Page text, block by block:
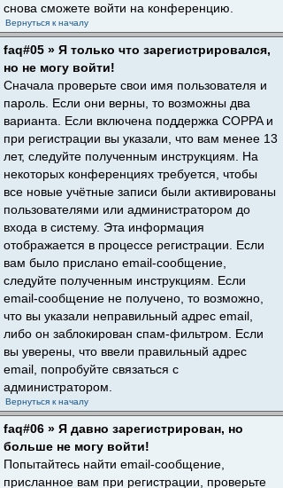
снова сможете войти на конференцию.
Вернуться к началу
faq#05 » Я только что зарегистрировался,
но не могу войти!
Сначала проверьте свои имя пользователя и
пароль. Если они верны, то возможны два
варианта. Если включена поддержка COPPA и
при регистрации вы указали, что вам менее 13
лет, следуйте полученным инструкциям. На
некоторых конференциях требуется, чтобы
все новые учётные записи были активированы
пользователями или администратором до
входа в систему. Эта информация
отображается в процессе регистрации. Если
вам было прислано email-сообщение,
следуйте полученным инструкциям. Если
email-сообщение не получено, то возможно,
что вы указали неправильный адрес email,
либо он заблокирован спам-фильтром. Если
вы уверены, что ввели правильный адрес
email, попробуйте связаться с
администратором.
Вернуться к началу
faq#06 » Я давно зарегистрирован, но
больше не могу войти!
Попытайтесь найти email-сообщение,
присланное вам при регистрации, проверьте